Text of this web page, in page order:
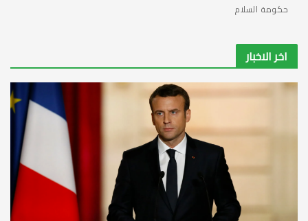
حكومة السلام
اخر الاخبار